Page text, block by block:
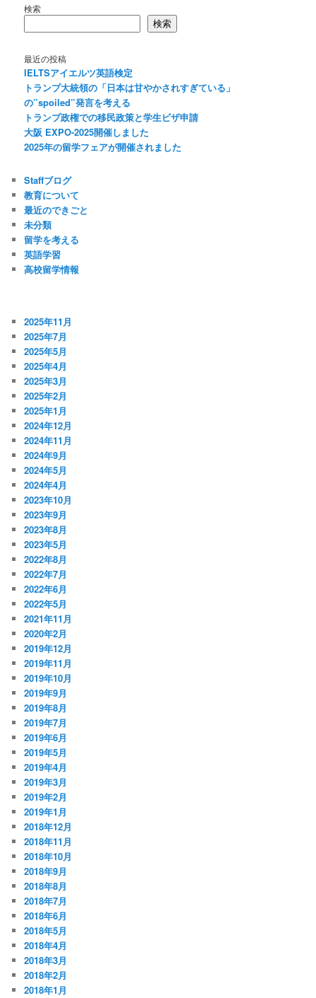
検索
検索
最近の投稿
IELTSアイエルツ英語検定
トランプ大統領の「日本は甘やかされすぎている」
の”spoiled”発言を考える
トランプ政権での移民政策と学生ビザ申請
大阪 EXPO-2025開催しました
2025年の留学フェアが開催されました
Staffブログ
教育について
最近のできごと
未分類
留学を考える
英語学習
高校留学情報
2025年11月
2025年7月
2025年5月
2025年4月
2025年3月
2025年2月
2025年1月
2024年12月
2024年11月
2024年9月
2024年5月
2024年4月
2023年10月
2023年9月
2023年8月
2023年5月
2022年8月
2022年7月
2022年6月
2022年5月
2021年11月
2020年2月
2019年12月
2019年11月
2019年10月
2019年9月
2019年8月
2019年7月
2019年6月
2019年5月
2019年4月
2019年3月
2019年2月
2019年1月
2018年12月
2018年11月
2018年10月
2018年9月
2018年8月
2018年7月
2018年6月
2018年5月
2018年4月
2018年3月
2018年2月
2018年1月